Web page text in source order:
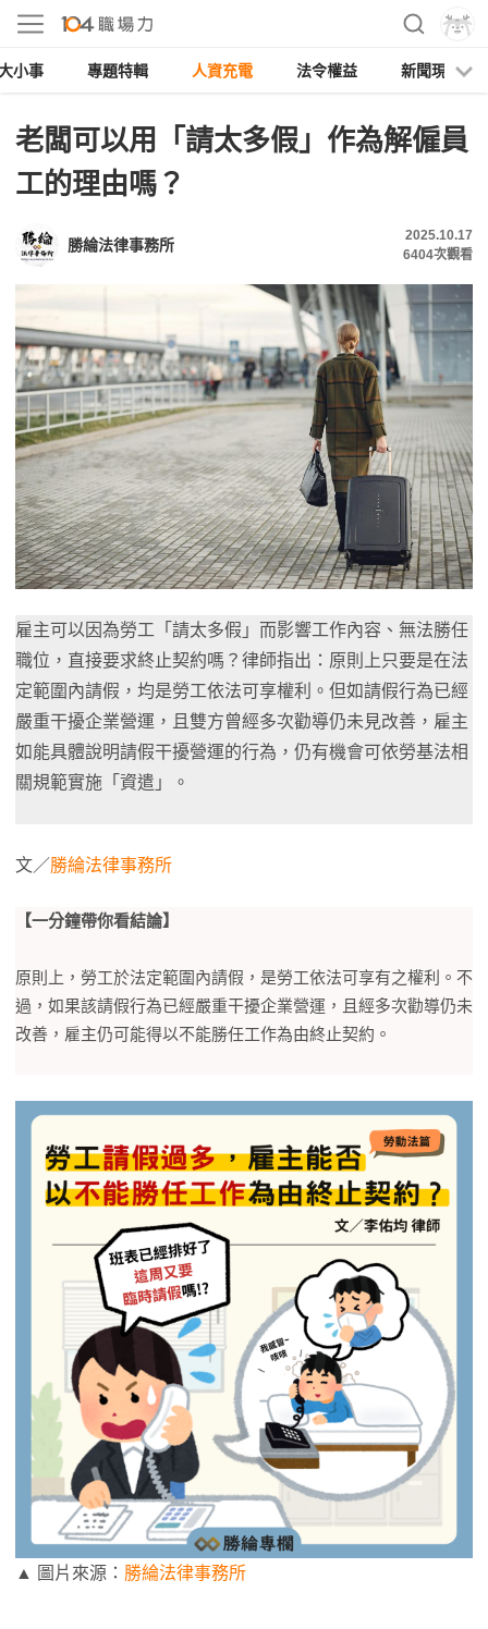
小事 專題特輯 人資充電 法令權益 新聞現場
老闆可以用「請太多假」作為解僱員
工的理由嗎？
勝綸法律事務所
2025.10.17
6404次觀看
雇主可以因為勞工「請太多假」而影響工作內容、無法勝任
職位，直接要求終止契約嗎？律師指出：原則上只要是在法
定範圍內請假，均是勞工依法可享權利。但如請假行為已經
嚴重干擾企業營運，且雙方曾經多次勸導仍未見改善，雇主
如能具體說明請假干擾營運的行為，仍有機會可依勞基法相
關規範實施「資遣」。
文／勝綸法律事務所
【一分鐘帶你看結論】
原則上，勞工於法定範圍內請假，是勞工依法可享有之權利。不
過，如果該請假行為已經嚴重干擾企業營運，且經多次勸導仍未
改善，雇主仍可能得以不能勝任工作為由終止契約。
▲ 圖片來源： 勝綸法律事務所